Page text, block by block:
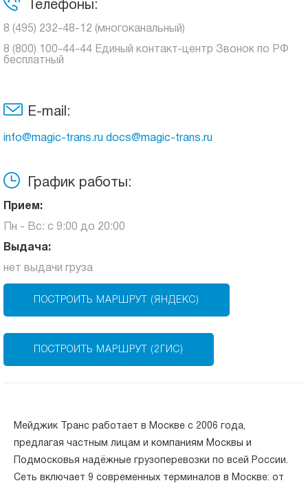
Телефоны:
8 (495) 232-48-12 (многоканальный)
8 (800) 100-44-44 Единый контакт-центр Звонок по РФ
бесплатный
E-mail:
info@magic-trans.ru docs@magic-trans.ru
График работы:
Прием:
Пн - Вс: с 9:00 до 20:00
Выдача:
нет выдачи груза
ПОСТРОИТЬ МАРШРУТ (ЯНДЕКС)
ПОСТРОИТЬ МАРШРУТ (2ГИС)
Мейджик Транс работает в Москве с 2006 года,
предлагая частным лицам и компаниям Москвы и
Подмосковья надёжные грузоперевозки по всей России.
Сеть включает 9 современных терминалов в Москве: от